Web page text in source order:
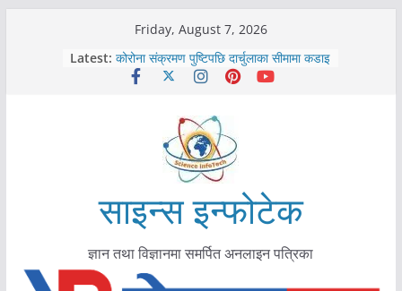
Friday, August 7, 2026
Latest: काभ्रेपलाञ्चोकमा आयुर्वेद स्वास्थ्योपचारतर्फ
आकर्षण बढ्दै
विराटनगर महानगरद्वारा पूर्ण खोप सुनिश्चित घोषणा
मकवानपुरमा खोरेत रोग विरुद्धको खोप लगाउन
आयुर्वेद चिकित्सा प्रणालीको भूमिका महत्वपूर्ण छ :
मुख्यमन्त्री शाह
साइन्स इन्फोटेक
ज्ञान तथा विज्ञानमा समर्पित अनलाइन पत्रिका